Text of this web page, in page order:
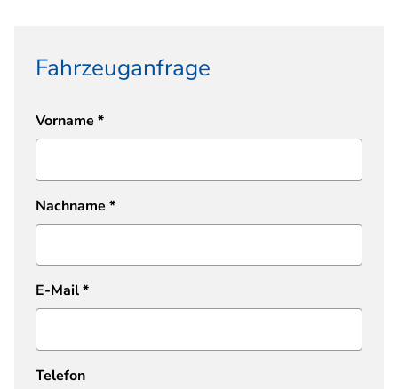
Fahrzeuganfrage
Vorname *
Nachname *
E-Mail*
Telefon